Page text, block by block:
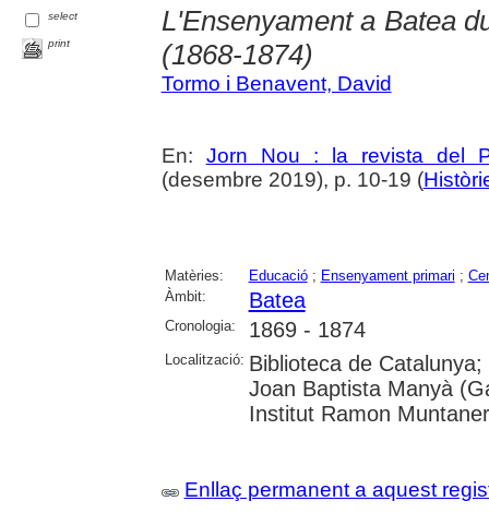
select
print
L'Ensenyament a Batea
(1868-1874)
Tormo i Benavent, David
En: Jorn Nou : la revista del
(desembre 2019), p. 10-19 (
Matèries: Educació; Ensenyament primari ;
Àmbit:
Batea
Cronologia: 1869 - 1874
Localització: Biblioteca de
Joan Baptista Manyà
Institut Ramon Muntaner
Enllaç permanent a aquest